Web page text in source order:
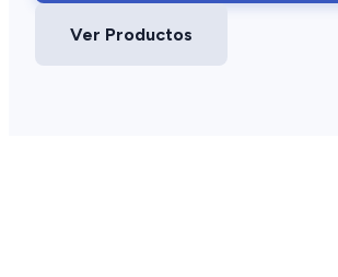
Ver Productos